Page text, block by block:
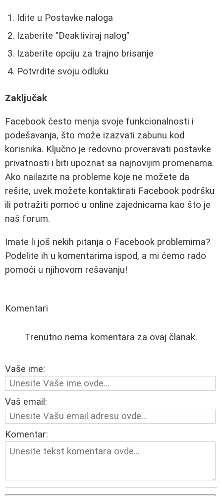
Idite u Postavke naloga
Izaberite "Deaktiviraj nalog"
Izaberite opciju za trajno brisanje
Potvrdite svoju odluku
Zaključak
Facebook često menja svoje funkcionalnosti i
podešavanja, što može izazvati zabunu kod
korisnika. Ključno je redovno proveravati postavke
privatnosti i biti upoznat sa najnovijim promenama.
Ako nailazite na probleme koje ne možete da
rešite, uvek možete kontaktirati Facebook podršku
ili potražiti pomoć u online zajednicama kao što je
naš forum.
Imate li još nekih pitanja o Facebook problemima?
Podelite ih u komentarima ispod, a mi ćemo rado
pomoći u njihovom rešavanju!
Komentari
Trenutno nema komentara za ovaj članak.
Vaše ime:
Vaš email:
Komentar: